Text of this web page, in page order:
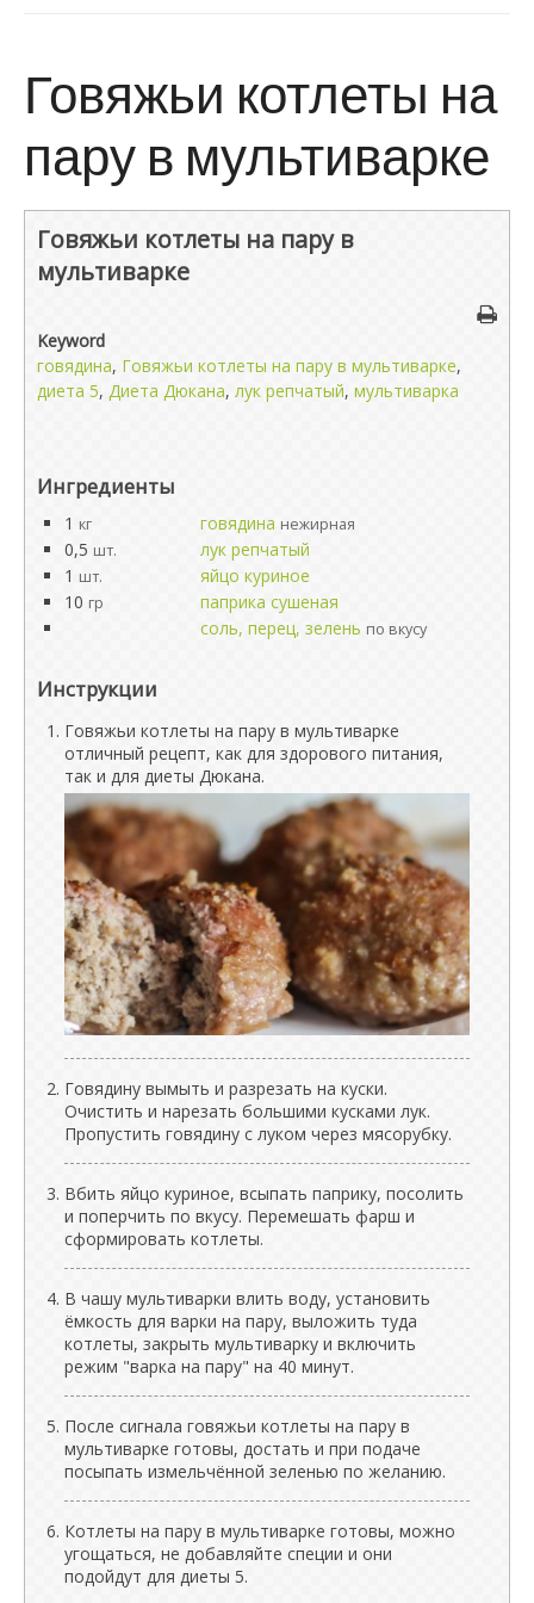
Говяжьи котлеты на
пару в мультиварке
Говяжьи котлеты на пару в
мультиварке
Keyword
говядина, Говяжьи котлеты на пару в мультиварке,
диета 5, Диета Дюкана, лук репчатый, мультиварка
Ингредиенты
1 кг говядина нежирная
0,5 шт.
лук репчатый
1 шт.
яйцо куриное
10 гр
паприка сушеная
соль, перец, зелень по вкусу
Инструкции
Говяжьи котлеты на пару в мультиварке
отличный рецепт, как для здорового питания,
так и для диеты Дюкана.
Говядину вымыть и разрезать на куски.
Очистить и нарезать большими кусками лук.
Пропустить говядину с луком через мясорубку.
Вбить яйцо куриное, всыпать паприку, посолить
и поперчить по вкусу. Перемешать фарш и
сформировать котлеты.
В чашу мультиварки влить воду, установить
ёмкость для варки на пару, выложить туда
котлеты, закрыть мультиварку и включить
режим "варка на пару" на 40 минут.
После сигнала говяжьи котлеты на пару в
мультиварке готовы, достать и при подаче
посыпать измельчённой зеленью по желанию.
Котлеты на пару в мультиварке готовы, можно
угощаться, не добавляйте специи и они
подойдут для диеты 5.